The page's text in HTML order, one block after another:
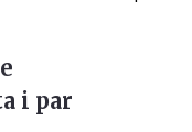
i par